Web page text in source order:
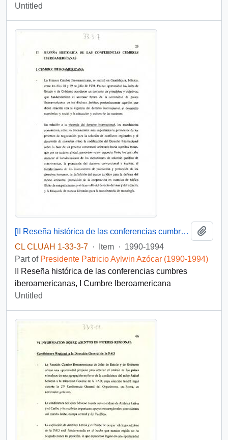
Untitled
[II Reseña histórica de las conferencias cumbres iberoamericanas ]
CL CLUAH 1-33-3-7 · Item · 1990-1994
Part of Presidente Patricio Aylwin Azócar (1990-1994)
II Reseña histórica de las conferencias cumbres
iberoamericanas, I Cumbre Iberoamericana
Untitled